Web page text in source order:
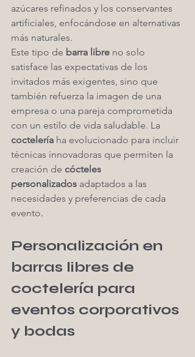
azúcares refinados y los conservantes
artificiales, enfocándose en alternativas
más naturales.
Este tipo de barra libre no solo
satisface las expectativas de los
invitados más exigentes, sino que
también refuerza la imagen de una
empresa o una pareja comprometida
con un estilo de vida saludable. La
coctelería ha evolucionado para incluir
técnicas innovadoras que permiten la
creación de cócteles
personalizados adaptados a las
necesidades y preferencias de cada
evento.
Personalización en
barras libres de
coctelería para
eventos corporativos
y bodas